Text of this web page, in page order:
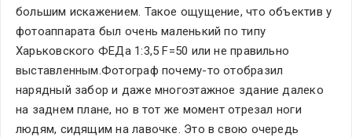
большим искажением. Такое ощущение, что объектив у
фотоаппарата был очень маленький по типу
Харьковского ФЕДа 1:3,5 F=50 или не правильно
выставленным.Фотограф почему-то отобразил
нарядный забор и даже многоэтажное здание далеко
на заднем плане, но в тот же момент отрезал ноги
людям, сидящим на лавочке. Это в свою очередь